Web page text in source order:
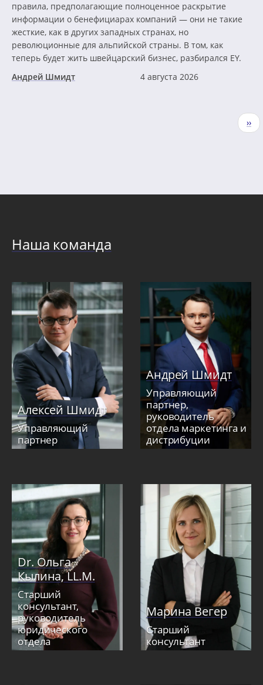
правила, предполагающие полноценное раскрытие
информации о бенефициарах компаний — они не такие
жесткие, как в других западных странах, но
революционные для альпийской страны. В том, как
теперь будет жить швейцарский бизнес, разбирался EY.
Андрей Шмидт
4 августа 2026
››
Наша команда
Алексей Шмидт
Управляющий
партнер
Андрей Шмидт
Управляющий
партнер,
руководитель
отдела маркетинга и
дистрибуции
Dr. Ольга
Кылина, LL.M.
Старший
консультант,
руководитель
юридического
отдела
Марина Вегер
Старший
консультант